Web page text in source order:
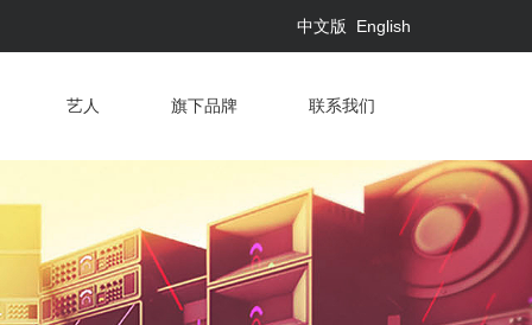
中文版 English
艺人 旗下品牌 联系我们